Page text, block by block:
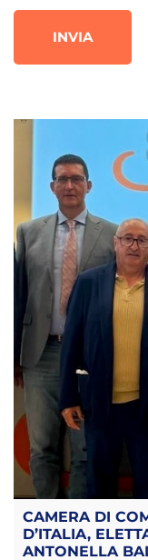
CAMERA DI
D’ITALIA,
ANTONELLA